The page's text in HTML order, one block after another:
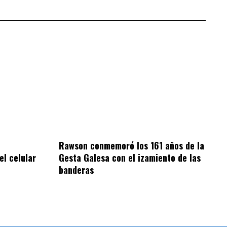
celular
Rawson conmemoró los 161 años de la
Gesta Galesa con el izamiento de las
banderas